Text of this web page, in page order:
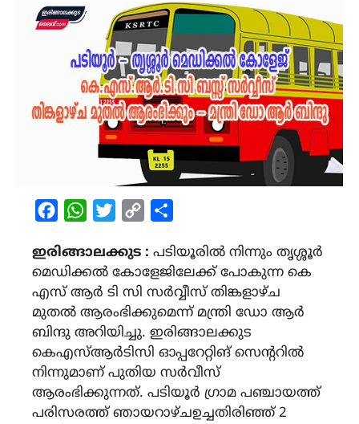
FacebookWhatsAppTwitterCopy
ഇരിങ്ങാലക്കുട : പടിയൂരിൽ നിന്നും തൃശ്ശൂർ
മെഡിക്കൽ കോളേജിലേക്ക് പോകുന്ന കെ
എസ് ആർ ടി സി സർവ്വീസ് തിങ്കളാഴ്ച
മുതൽ ആരംഭിക്കുമെന്ന് മന്ത്രി ഡോ ആർ
ബിന്ദു അറിയിച്ചു. ഇരിങ്ങാലക്കുട
കെഎസ്ആർടിസി ഓപ്പറേറ്റിങ് സെന്ററിൽ
നിന്നുമാണ് പുതിയ സർവീസ്
ആരംഭിക്കുന്നത്. പടിയൂർ ഗ്രാമ പഞ്ചായത്ത്
പരിസരത്ത് ഞായറാഴ്ചഉച്ചതിരിഞ്ഞ് 2